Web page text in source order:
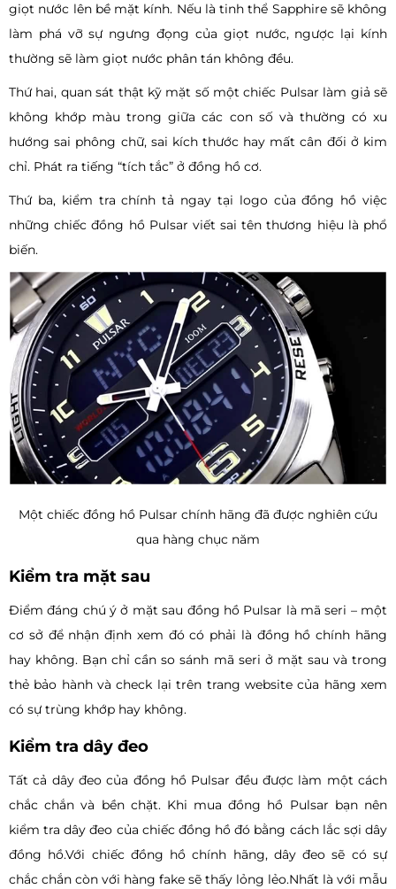
giọt nước lên bề mặt kính. Nếu là tinh thể Sapphire sẽ không
làm phá vỡ sự ngưng đọng của giọt nước, ngược lại kính
thường sẽ làm giọt nước phân tán không đều.
Thứ hai, quan sát thật kỹ mặt số một chiếc Pulsar làm giả sẽ
không khớp màu trong giữa các con số và thường có xu
hướng sai phông chữ, sai kích thước hay mất cân đối ở kim
chỉ. Phát ra tiếng “tích tắc” ở đồng hồ cơ.
Thứ ba, kiểm tra chính tả ngay tại logo của đồng hồ việc
những chiếc đồng hồ Pulsar viết sai tên thương hiệu là phổ
biến.
Một chiếc đồng hồ Pulsar chính hãng đã được nghiên cứu
qua hàng chục năm
Kiểm tra mặt sau
Điểm đáng chú ý ở mặt sau đồng hồ Pulsar là mã seri – một
cơ sở để nhận định xem đó có phải là đồng hồ chính hãng
hay không. Bạn chỉ cần so sánh mã seri ở mặt sau và trong
thẻ bảo hành và check lại trên trang website của hãng xem
có sự trùng khớp hay không.
Kiểm tra dây đeo
Tất cả dây đeo của đồng hồ Pulsar đều được làm một cách
chắc chắn và bền chặt. Khi mua đồng hồ Pulsar bạn nên
kiểm tra dây đeo của chiếc đồng hồ đó bằng cách lắc sợi dây
đồng hồ.Với chiếc đồng hồ chính hãng, dây đeo sẽ có sự
chắc chắn còn với hàng fake sẽ thấy lỏng lẻo.Nhất là với mẫu